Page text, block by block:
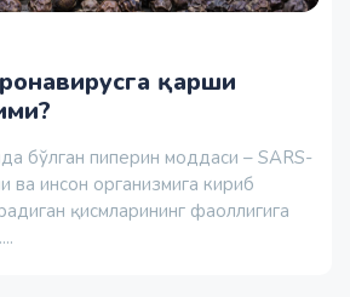
қарши
бўлган пиперин моддаси – SARS-
ва инсон организмига кириб
қисмларининг фаоллигига